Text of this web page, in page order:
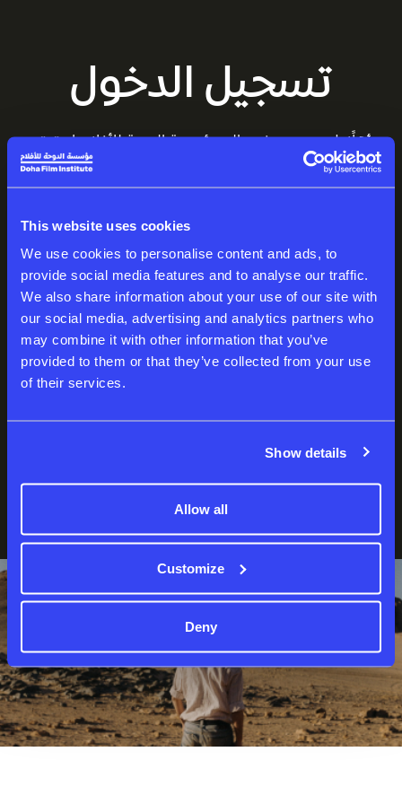
This website uses cookies
We use cookies to personalise content and ads, to
provide social media features and to analyse our traffic.
We also share information about your use of our site with
our social media, advertising and analytics partners who
may combine it with other information that you’ve
provided to them or that they’ve collected from your use
of their services.
Show details
Allow all
Customize
Deny
تسجيل الدخول
أهلًا بك من جديد في عالم مؤسسة الدوحة للأفلام. استمتع
بمساحتك المميزة، المليئة بالقصص المذهلة.
كلمة المرور
لست عضوا بعد؟ إنشاء حساب